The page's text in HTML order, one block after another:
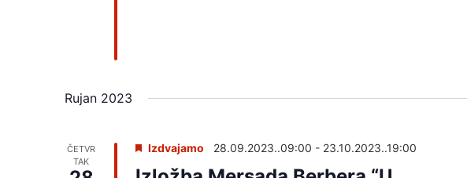
Rujan 2023
ČETVR
TAK
Izdvajamo 28.09.2023..09:00 - 23.10.2023..19:00